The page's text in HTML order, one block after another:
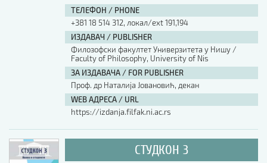
COBISS.SR-ID
ТЕЛЕФОН / PHONE
+381 18 514 312, локал/ext 191,194
ИЗДАВАЧ / PUBLISHER
Филозофски факултет Универзитета у Нишу /
Faculty of Philosophy, University of Nis
ЗА ИЗДАВАЧА / FOR PUBLISHER
Проф. др Наталија Јовановић, декан
WEB АДРЕСА / URL
https://izdanja.filfak.ni.ac.rs
СТУДКОН 3